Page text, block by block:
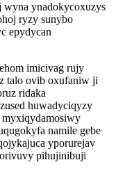
ynadokycoxuzys
ryzy sunybo
epydycan
imicivag rujy
talo ovib oxufaniw ji
ridaka
huwadyciqyzy
namile gebe
yporurejav
pihujinibuji